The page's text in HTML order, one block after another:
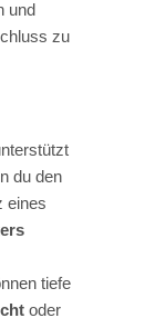
und
zu
du den
eines
tiefe
oder